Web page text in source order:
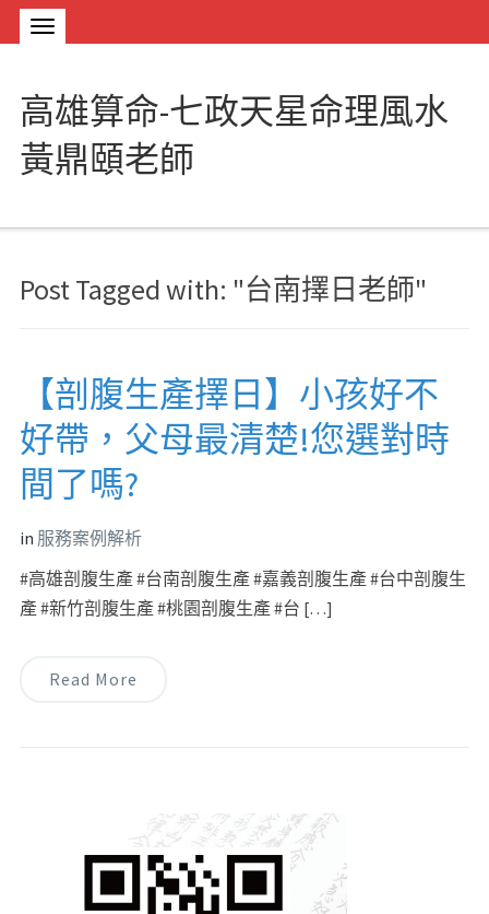
高雄算命-七政天星命理風水
黃鼎頤老師
Post Tagged with: "台南擇日老師"
【剖腹生產擇日】小孩好不
好帶，父母最清楚!您選對時
間了嗎?
in 服務案例解析
#高雄剖腹生產 #台南剖腹生產 #嘉義剖腹生產 #台中剖腹生
產 #新竹剖腹生產 #桃園剖腹生產 #台 […]
Read More